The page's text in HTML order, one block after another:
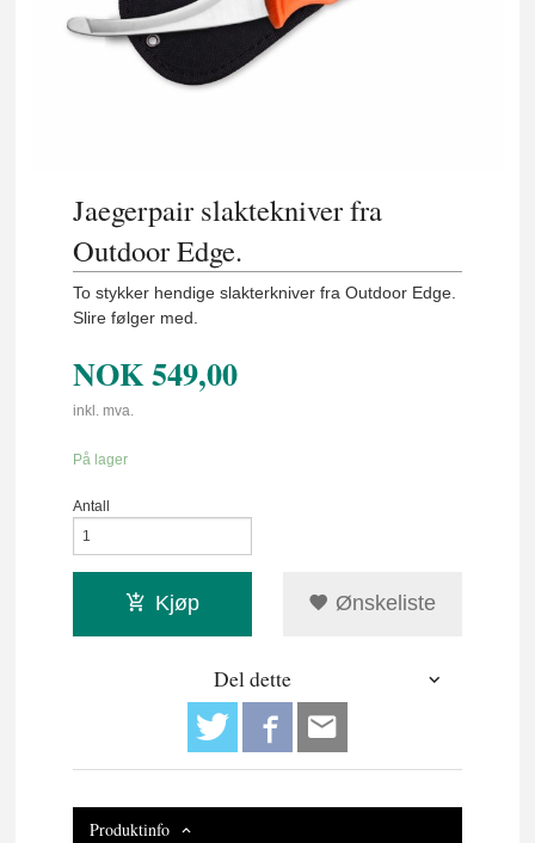
Jaegerpair slaktekniver fra
Outdoor Edge.
To stykker hendige slakterkniver fra Outdoor Edge.
Slire følger med.
NOK549,00
inkl. mva.
På lager
Antall
Kjøp Ønskeliste
Del dette
Produktinfo